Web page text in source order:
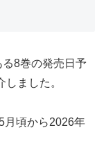
8巻の発売日予
ました。
月頃から2026年